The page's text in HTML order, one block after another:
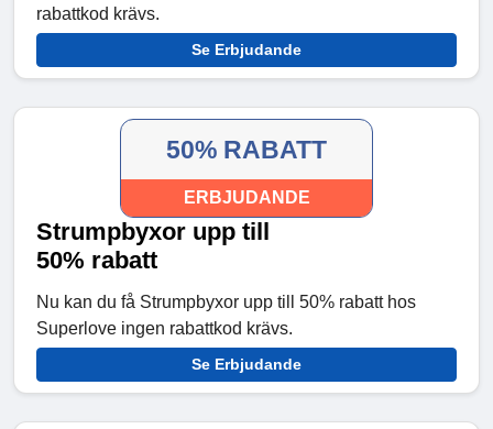
rabattkod krävs.
Se Erbjudande
50% RABATT
ERBJUDANDE
Strumpbyxor upp till
50% rabatt
Nu kan du få Strumpbyxor upp till 50% rabatt hos
Superlove ingen rabattkod krävs.
Se Erbjudande